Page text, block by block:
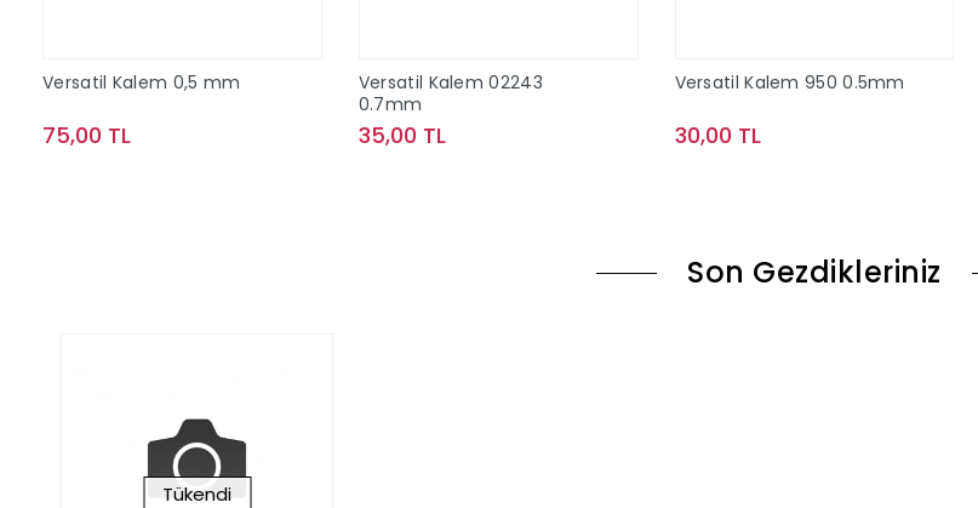
Versatil Kalem 0,5 mm
75,00 TL
Versatil Kalem 02243
0.7mm
35,00 TL
Versatil Kalem 950 0.5mm
30,00 TL
Son Gezdikleriniz
Tükendi